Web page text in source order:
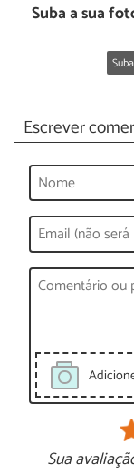
Suba a sua
Escrever
Sua